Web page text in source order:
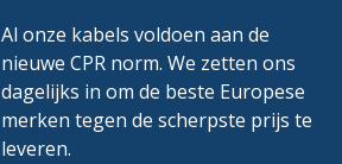
Al onze kabels voldoen aan de
nieuwe CPR norm. We zetten ons
dagelijks in om de beste Europese
merken tegen de scherpste prijs te
leveren.